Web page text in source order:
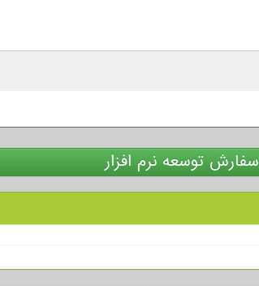
سفارش توسعه نرم افزار